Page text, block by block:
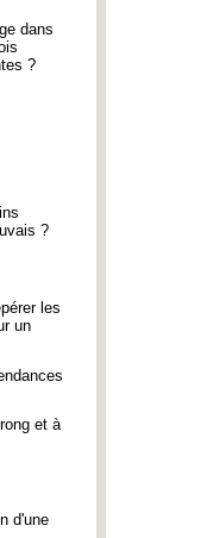
dans
?
?
les
un
et à
d'une